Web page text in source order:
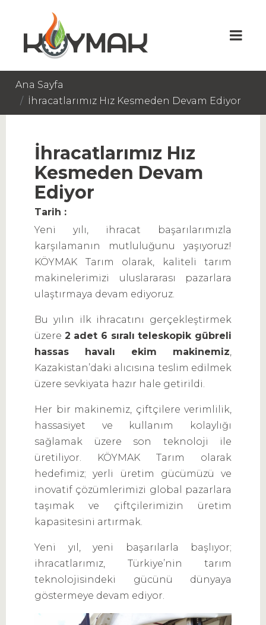
Ana Sayfa
İhracatlarımız Hız Kesmeden Devam Ediyor
İhracatlarımız Hız
Kesmeden Devam
Ediyor
Tarih :
Yeni yılı, ihracat başarılarımızla
karşılamanın mutluluğunu yaşıyoruz!
KÖYMAK Tarım olarak, kaliteli tarım
makinelerimizi uluslararası pazarlara
ulaştırmaya devam ediyoruz.
Bu yılın ilk ihracatını gerçekleştirmek
üzere 2 adet 6 sıralı teleskopik gübreli
hassas havalı ekim makinemiz,
Kazakistan’daki alıcısına teslim edilmek
üzere sevkiyata hazır hale getirildi.
Her bir makinemiz, çiftçilere verimlilik,
hassasiyet ve kullanım kolaylığı
sağlamak üzere son teknoloji ile
üretiliyor. KÖYMAK Tarım olarak
hedefimiz; yerli üretim gücümüzü ve
inovatif çözümlerimizi global pazarlara
taşımak ve çiftçilerimizin üretim
kapasitesini artırmak.
Yeni yıl, yeni başarılarla başlıyor;
ihracatlarımız, Türkiye’nin tarım
teknolojisindeki gücünü dünyaya
göstermeye devam ediyor.